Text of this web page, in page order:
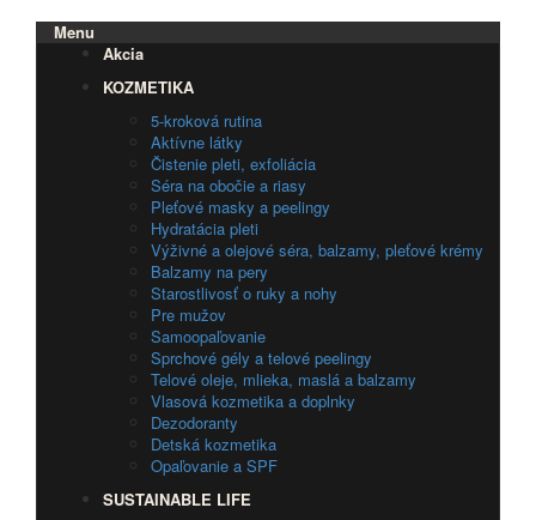
Menu
Akcia
KOZMETIKA
5-kroková rutina
Aktívne látky
Čistenie pleti, exfoliácia
Séra na obočie a riasy
Pleťové masky a peelingy
Hydratácia pleti
Výživné a olejové séra, balzamy, pleťové krémy
Balzamy na pery
Starostlivosť o ruky a nohy
Pre mužov
Samoopaľovanie
Sprchové gély a telové peelingy
Telové oleje, mlieka, maslá a balzamy
Vlasová kozmetika a doplnky
Dezodoranty
Detská kozmetika
Opaľovanie a SPF
SUSTAINABLE LIFE